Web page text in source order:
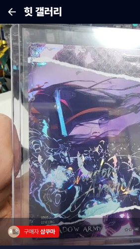
힛 갤러리
구매자 삼쿠마